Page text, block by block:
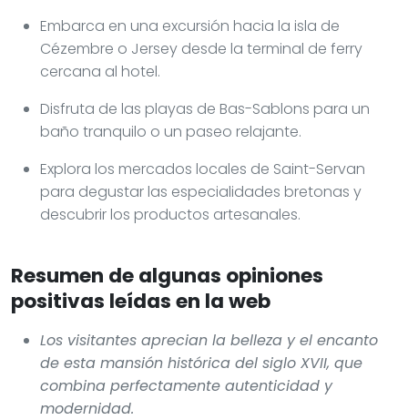
Embarca en una excursión hacia la isla de
Cézembre o Jersey desde la terminal de ferry
cercana al hotel.
Disfruta de las playas de Bas-Sablons para un
baño tranquilo o un paseo relajante.
Explora los mercados locales de Saint-Servan
para degustar las especialidades bretonas y
descubrir los productos artesanales.
Resumen de algunas opiniones
positivas leídas en la web
Los visitantes aprecian la belleza y el encanto
de esta mansión histórica del siglo XVII, que
combina perfectamente autenticidad y
modernidad.